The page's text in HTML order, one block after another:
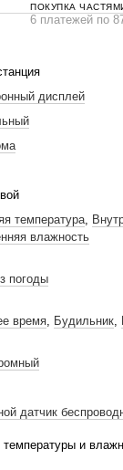
ПОКУПКА
6 платежей по
дисплей
температура,
влажность
погоды
время, Будильник,
датчик
температуры и